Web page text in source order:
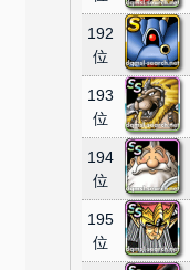
192
位
193
位
194
位
195
位